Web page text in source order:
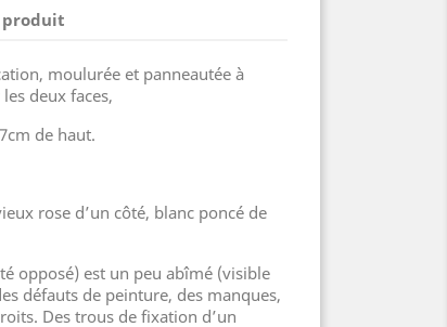
produit
moulurée et panneautée à
deux faces,
de haut.
rose d’un côté, blanc poncé de
opposé) est un peu abîmé (visible
défauts de peinture, des manques,
Des trous de fixation d’un